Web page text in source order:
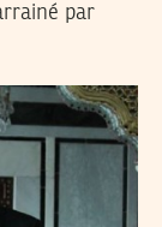
par